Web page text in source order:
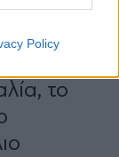
Policy
το